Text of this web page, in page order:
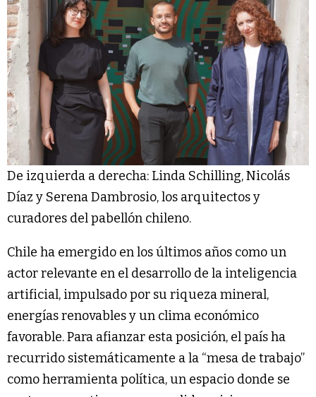
De izquierda a derecha: Linda Schilling, Nicolás
Díaz y Serena Dambrosio, los arquitectos y
curadores del pabellón chileno.
Chile ha emergido en los últimos años como un
actor relevante en el desarrollo de la inteligencia
artificial, impulsado por su riqueza mineral,
energías renovables y un clima económico
favorable. Para afianzar esta posición, el país ha
recurrido sistemáticamente a la “mesa de trabajo”
como herramienta política, un espacio donde se